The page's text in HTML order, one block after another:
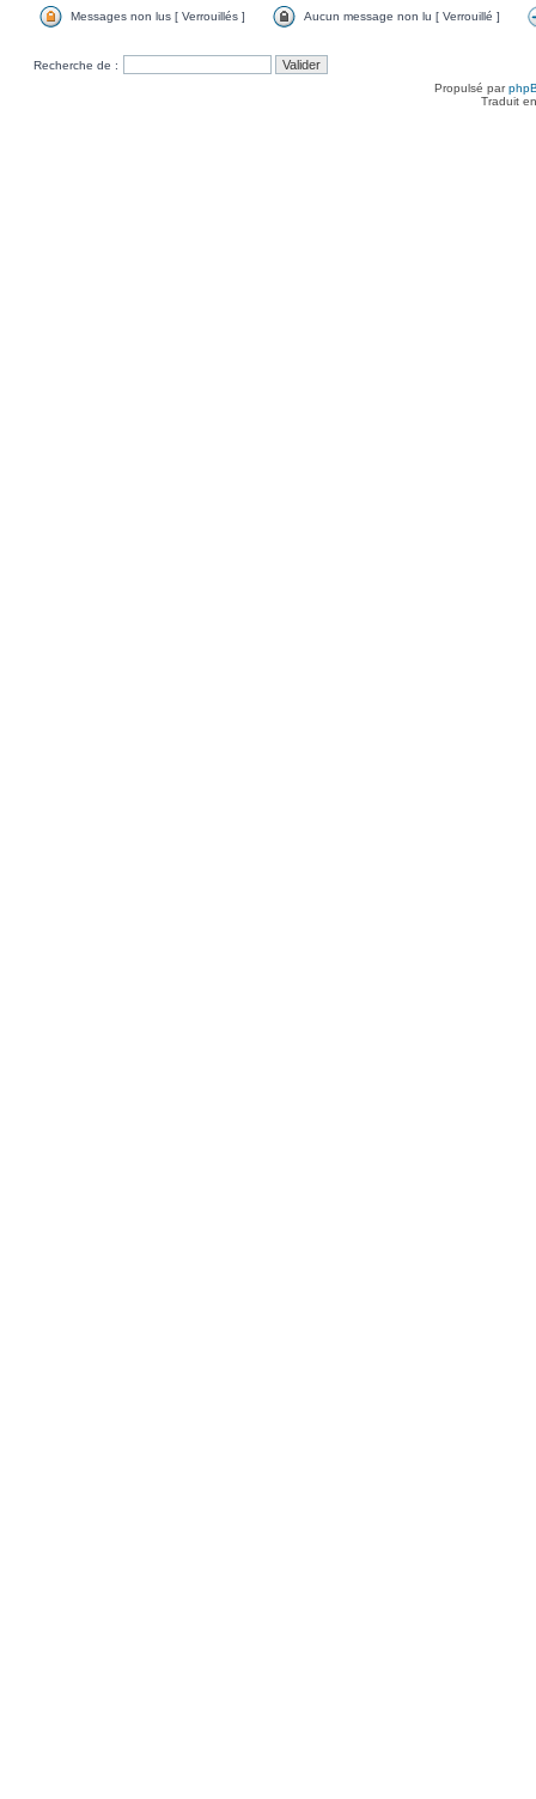
Messages non lus [ Verrouillés ] Aucun message non lu [ Verrouillé ]
Recherche de :
Propulsé par
Traduit